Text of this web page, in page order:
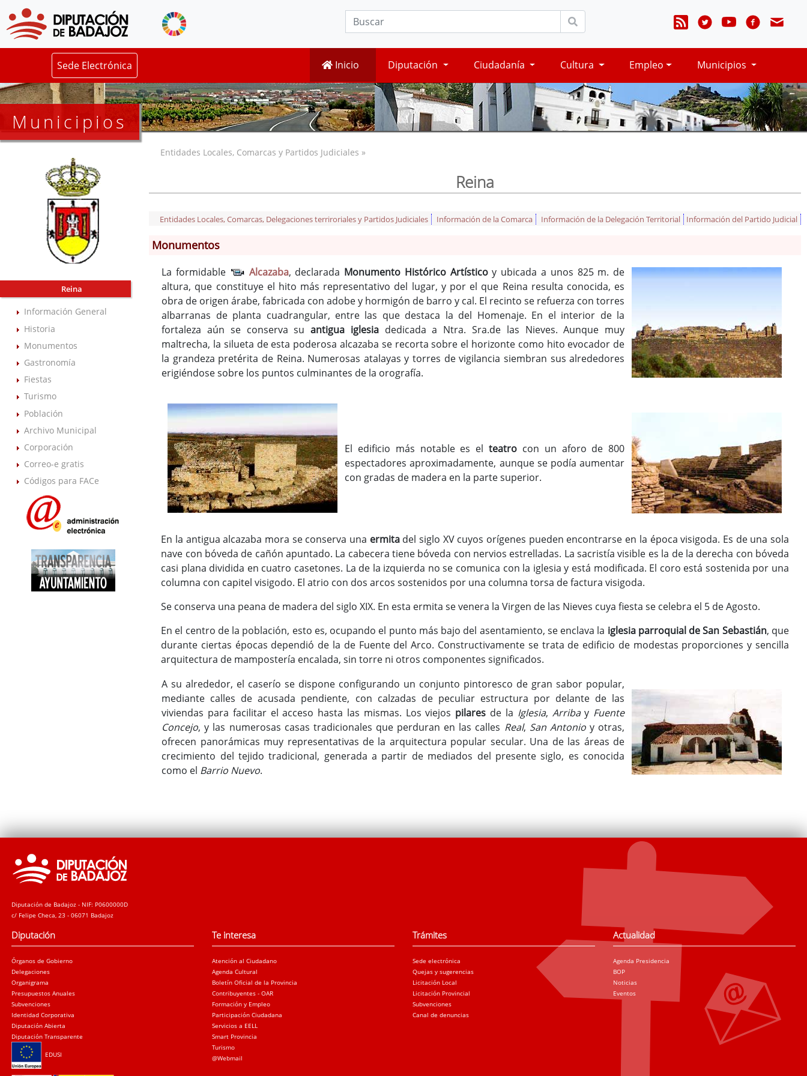
Sede Electrónica Inicio Diputación Ciudadanía Cultura Empleo Municipios
Municipios
Reina
Información General
Historia
Monumentos
Gastronomía
Fiestas
Turismo
Población
Archivo Municipal
Corporación
Correo-e gratis
Códigos para FACe
Entidades Locales, Comarcas y Partidos Judiciales »
Reina
Entidades Locales, Comarcas, Delegaciones terriroriales y Partidos Judiciales Información de la Comarca Información de la Delegación Territorial Información del Partido Judicial
Monumentos
La formidable Alcazaba, declarada Monumento Histórico Artísticoy ubicada a unos 825 m. de
altura, que constituye el hito más representativo del lugar, y por el que Reina resulta conocida, es
obra de origen árabe, fabricada con adobe y hormigón de barro y cal. El recinto se refuerza con torres
albarranas de planta cuadrangular, entre las que destaca la del Homenaje. En el interior de la
fortaleza aún se conserva suantigua iglesiadedicada a Ntra. Sra.de las Nieves. Aunque muy
maltrecha, la silueta de esta poderosa alcazaba se recorta sobre el horizonte como hito evocador de
la grandeza pretérita de Reina. Numerosas atalayas y torres de vigilancia siembran sus alrededores
erigiéndose sobre los puntos culminantes de la orografía.
El edificio más notable es elteatro con un aforo de 800
espectadores aproximadamente, aunque se podía aumentar
con gradas de madera en la parte superior.
En la antigua alcazaba mora se conserva una ermitadel siglo XV cuyos orígenes pueden encontrarse en la época visigoda. Es de una sola
nave con bóveda de cañón apuntado. La cabecera tiene bóveda con nervios estrelladas. La sacristía visible es la de la derecha con bóveda
casi plana dividida en cuatro casetones. La de la izquierda no se comunica con la iglesia y está modificada. El coro está sostenida por una
columna con capitel visigodo. El atrio con dos arcos sostenidos por una columna torsa de factura visigoda.
Se conserva una peana de madera del siglo XIX. En esta ermita se venera la Virgen de las Nieves cuya fiesta se celebra el 5 de Agosto.
En el centro de la población, esto es, ocupando el punto más bajo del asentamiento, se enclava la iglesia parroquial de San Sebastián, que
durante ciertas épocas dependió de la de Fuente del Arco. Constructivamente se trata de edificio de modestas proporciones y sencilla
arquitectura de mampostería encalada, sin torre ni otros componentes significados.
A su alrededor, el caserío se dispone configurando un conjunto pintoresco de gran sabor popular,
mediante calles de acusada pendiente, con calzadas de peculiar estructura por delante de las
viviendas para facilitar el acceso hasta las mismas. Los viejos pilares de la Iglesia, Arribay Fuente
Concejo, y las numerosas casas tradicionales que perduran en las calles Real, San Antonioy otras,
ofrecen panorámicas muy representativas de la arquitectura popular secular. Una de las áreas de
crecimiento del tejido tradicional, generada a partir de mediados del presente siglo, es conocida
como el Barrio Nuevo.
Diputación de Badajoz - NIF: P0600000D
c/ Felipe Checa, 23 - 06071 Badajoz
Diputación
Órganos de Gobierno
Delegaciones
Organigrama
Presupuestos Anuales
Subvenciones
Identidad Corporativa
Diputación Abierta
Diputación Transparente
EDUSI
Te interesa
Atención al Ciudadano
Agenda Cultural
Boletín Oficial de la Provincia
Contribuyentes - OAR
Formación y Empleo
Participación Ciudadana
Servicios a EELL
Smart Provincia
Turismo
@Webmail
Trámites
Sede electrónica
Quejas y sugerencias
Licitación Local
Licitación Provincial
Subvenciones
Canal de denuncias
Actualidad
Agenda Presidencia
BOP
Noticias
Eventos